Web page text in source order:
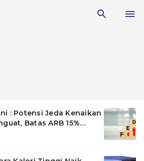
: Potensi Jeda Kenaikan
Batas ARB 15%